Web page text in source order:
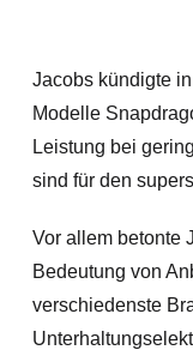
Jacobs kündigte
Modelle
Leistung bei
sind für den
Vor allem betonte
Bedeutung von
verschiedenste